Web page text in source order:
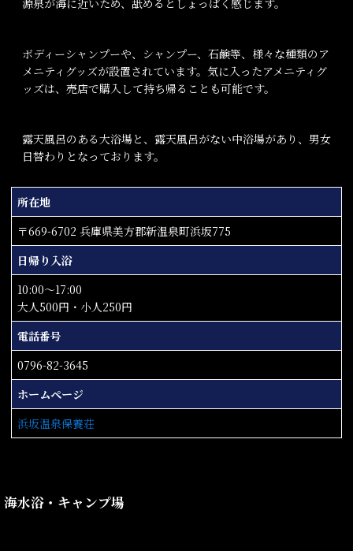
源泉が海に近いため、舐めるとしょっぱく感じます。
ボディーシャンプーや、シャンプー、石鹸等、様々な種類のア
メニティグッズが設置されています。気に入ったアメニティグ
ッズは、売店で購入して持ち帰ることも可能です。
露天風呂のある大浴場と、露天風呂がない中浴場があり、男女
日替わりとなっております。
所在地
〒669-6702 兵庫県美方郡新温泉町浜坂775
日帰り入浴
10:00～17:00
大人500円・小人250円
電話番号
0796-82-3645
ホームページ
浜坂温泉保養荘
海水浴・キャンプ場